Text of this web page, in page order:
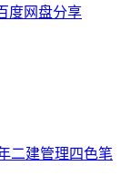
度网盘分享
二建管理四色笔